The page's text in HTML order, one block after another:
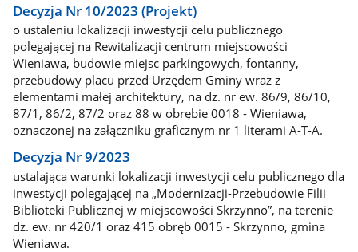
Decyzja Nr 10/2023 (Projekt)
o ustaleniu lokalizacji inwestycji celu publicznego
polegającej na Rewitalizacji centrum miejscowości
Wieniawa, budowie miejsc parkingowych, fontanny,
przebudowy placu przed Urzędem Gminy wraz z
elementami małej architektury, na dz. nr ew. 86/9, 86/10,
87/1, 86/2, 87/2 oraz 88 w obrębie 0018 - Wieniawa,
oznaczonej na załączniku graficznym nr 1 literami A-T-A.
Decyzja Nr 9/2023
ustalająca warunki lokalizacji inwestycji celu publicznego dla
inwestycji polegającej na „Modernizacji-Przebudowie Filii
Biblioteki Publicznej w miejscowości Skrzynno”, na terenie
dz. ew. nr 420/1 oraz 415 obręb 0015 - Skrzynno, gmina
Wieniawa.